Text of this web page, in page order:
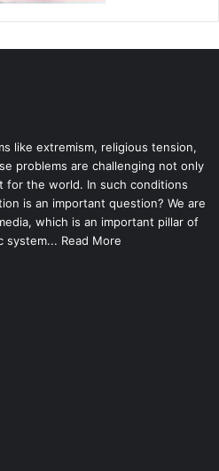
like extremism, religious tension,
problems are challenging not only
for the world. In such conditions
is an important question? We are
which is an important pillar of
system... Read More